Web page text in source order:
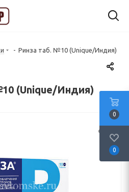
- Ринза таб. №10 (Unique/Индия)
(Unique/Индия)
0
0